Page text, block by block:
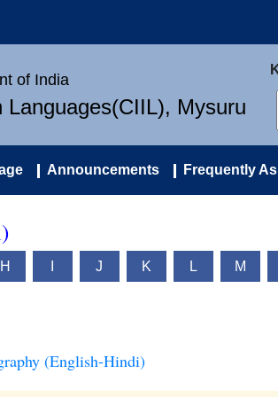
of India
Mysuru
Announcements Frequently
H J K L M
(English-Hindi)